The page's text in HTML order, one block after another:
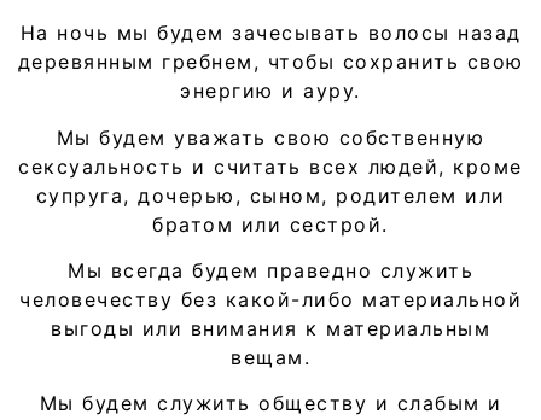
На ночь мы будем зачесывать волосы назад
деревянным гребнем, чтобы сохранить свою
энергию и ауру.
Мы будем уважать свою собственную
сексуальность и считать всех людей, кроме
супруга, дочерью, сыном, родителем или
братом или сестрой.
Мы всегда будем праведно служить
человечеству без какой-либо материальной
выгоды или внимания к материальным
вещам.
Мы будем служить обществу и слабым и